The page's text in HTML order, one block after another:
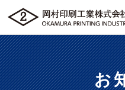
私たちについて お